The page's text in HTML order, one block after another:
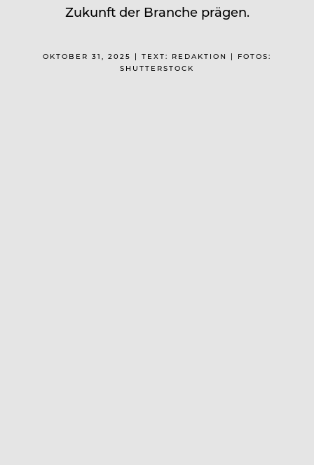
Zukunft der Branche prägen.
OKTOBER 31, 2025 | TEXT: REDAKTION | FOTOS:
SHUTTERSTOCK